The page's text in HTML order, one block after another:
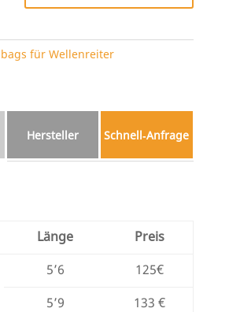
für Wellenreiter
Hersteller Schnell‑Anfrage
Länge Preis
5’6
125€
5’9
133 €